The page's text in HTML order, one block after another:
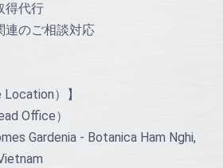
得代行
のご相談対応
）】
Office）
Gardenia - Botanica Ham Nghi,